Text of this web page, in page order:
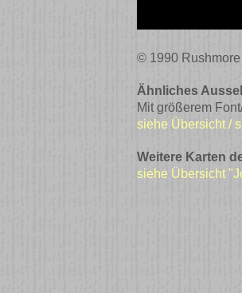
© 1990
Ähnliches
Mit größerem
siehe Übersicht /
Weitere Karten
siehe Übersicht